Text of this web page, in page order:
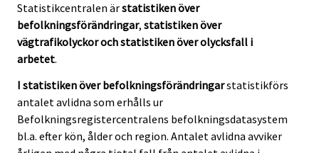
Statistikcentralen ärstatistiken över
befolkningsförändringar, statistiken över
vägtrafikolyckorochstatistiken över olycksfall i
arbetet.
I statistiken över befolkningsförändringarstatistikförs
antalet avlidna som erhålls ur
Befolkningsregistercentralens befolkningsdatasystem
bl.a. efter kön, ålder och region. Antalet avlidna avviker